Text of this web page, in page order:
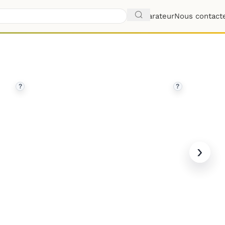
ComparateurNous
? ?